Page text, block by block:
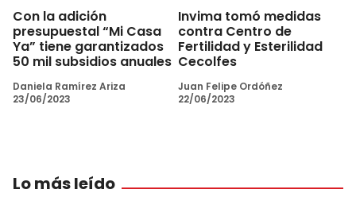
Con la adición
presupuestal “Mi Casa
Ya” tiene garantizados
50 mil subsidios anuales
Daniela Ramírez Ariza
23/06/2023
Invima tomó medidas
contra Centro de
Fertilidad y Esterilidad
Cecolfes
Juan Felipe Ordóñez
22/06/2023
Lo más leído